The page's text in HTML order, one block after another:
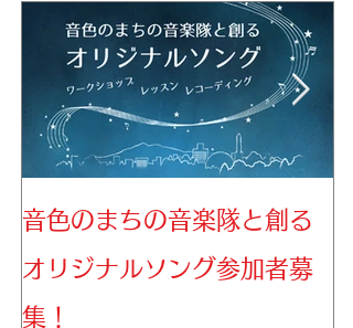
音色のまちの音楽隊と創る
オリジナルソング参加者募
集！